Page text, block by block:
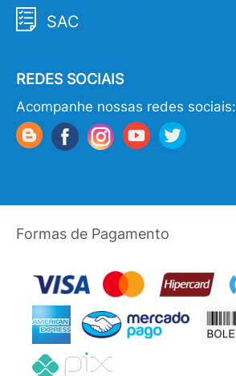
SAC
REDES SOCIAIS
Acompanhe nossas redes sociais:
Formas de Pagamento